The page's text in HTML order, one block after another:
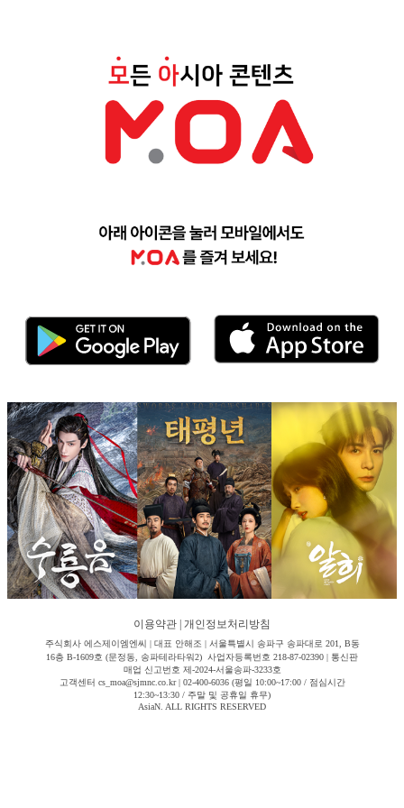
이용약관 개인정보처리방침
주식회사 에스제이엠엔씨 | 대표 안해조 | 서울특별시 송파구 송파대로 201, B동
16층 B-1609호 (문정동, 송파테라타워2) 사업자등록번호 218-87-02390 | 통신판
매업 신고번호 제-2024-서울송파-3233호
고객센터 cs_moa@sjmnc.co.kr | 02-400-6036 (평일 10:00~17:00 / 점심시간
12:30~13:30 / 주말 및 공휴일 휴무)
AsiaN. ALL RIGHTS RESERVED